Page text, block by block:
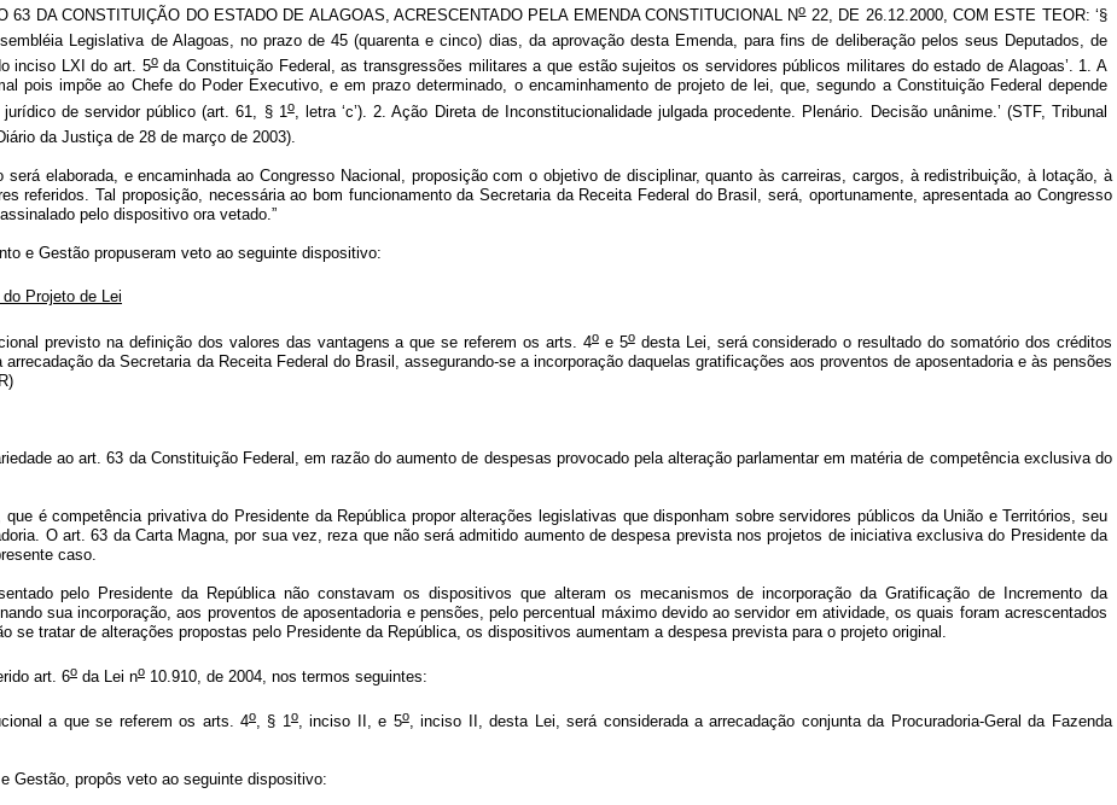
63 DA CONSTITUIÇÃO DO ESTADO DE ALAGOAS, ACRESCENTADO PELA EMENDA CONSTITUCIONAL No22, DE 26.12.2000, COM ESTE TEOR: ‘§
Legislativa de Alagoas, no prazo de 45 (quarenta e cinco) dias, da aprovação desta Emenda, para fins de deliberação pelos seus Deputados, de
inciso LXI do art. 5oda Constituição Federal, as transgressões militares a que estão sujeitos os servidores públicos militares do estado de Alagoas’. 1. A
pois impõe ao Chefe do Poder Executivo, e em prazo determinado, o encaminhamento de projeto de lei, que, segundo a Constituição Federal depende
de servidor público (art. 61, § 1o, letra ‘c’). 2. Ação Direta de Inconstitucionalidade julgada procedente. Plenário. Decisão unânime.’ (STF, Tribunal
da Justiça de 28 de março de 2003).
elaborada, e encaminhada ao Congresso Nacional, proposição com o objetivo de disciplinar, quanto às carreiras, cargos, à redistribuição, à lotação, à
referidos. Tal proposição, necessária ao bom funcionamento da Secretaria da Receita Federal do Brasil, será, oportunamente, apresentada ao Congresso
pelo dispositivo ora vetado.”
propuseram veto ao seguinte dispositivo:
Projeto de Lei
previsto na definição dos valores das vantagens a que se referem os arts. 4oe 5odesta Lei, será considerado o resultado do somatório dos créditos
da Secretaria da Receita Federal do Brasil, assegurando-se a incorporação daquelas gratificações aos proventos de aposentadoria e às pensões
ao art. 63 da Constituição Federal, em razão do aumento de despesas provocado pela alteração parlamentar em matéria de competência exclusiva do
é competência privativa do Presidente da República propor alterações legislativas que disponham sobre servidores públicos da União e Territórios, seu
O art. 63 da Carta Magna, por sua vez, reza que não será admitido aumento de despesa prevista nos projetos de iniciativa exclusiva do Presidente da
caso.
pelo Presidente da República não constavam os dispositivos que alteram os mecanismos de incorporação da Gratificação de Incremento da
sua incorporação, aos proventos de aposentadoria e pensões, pelo percentual máximo devido ao servidor em atividade, os quais foram acrescentados
se tratar de alterações propostas pelo Presidente da República, os dispositivos aumentam a despesa prevista para o projeto original.
art. 6oda Lei no10.910, de 2004, nos termos seguintes:
a que se referem os arts. 4o, § 1o, inciso II, e 5o, inciso II, desta Lei, será considerada a arrecadação conjunta da Procuradoria-Geral da Fazenda
Gestão, propôs veto ao seguinte dispositivo: